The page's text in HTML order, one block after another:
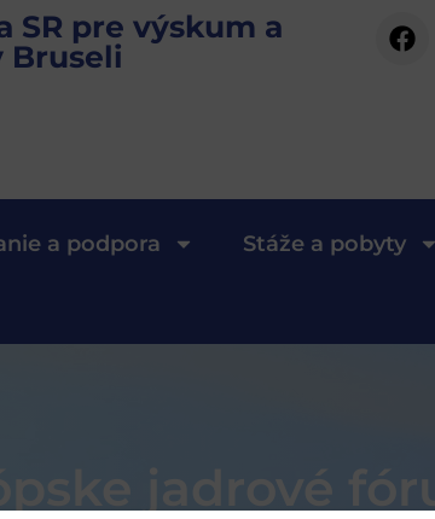
SR pre výskum a
Bruseli
a podpora Stáže a pobyty
jadrové